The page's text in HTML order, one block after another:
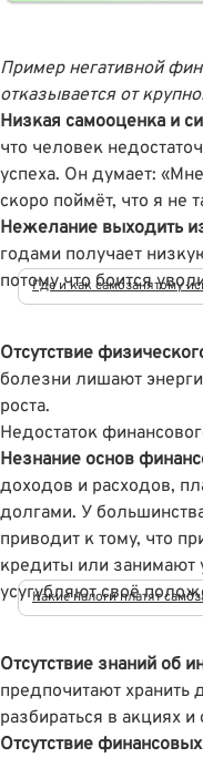
Пример негативной
отказывается от
Низкая самооценка и
что человек
успеха. Он думает:
скоро поймёт, что я не
Нежелание выходить
годами получает
потому что боится
Где и как самозанятому
Отсутствие
болезни лишают
роста.
Недостаток
Незнание основ
доходов и расходов,
долгами. У
приводит к тому, что
кредиты или занимают
усугубляют своё
Какие налоги платят
Отсутствие знаний об
предпочитают хранить
разбираться в акциях
Отсутствие